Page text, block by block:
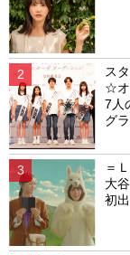
ス
☆オ
7人
グ
＝
大
初出